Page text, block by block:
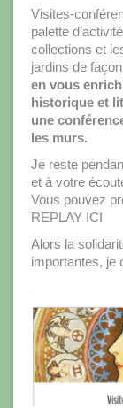
Visites-
palette
collections et
jardins de
en vous
historique et
une
les murs.
Je reste
et à votre
Vous pouvez
REPLAY ICI
Alors la
importantes, je